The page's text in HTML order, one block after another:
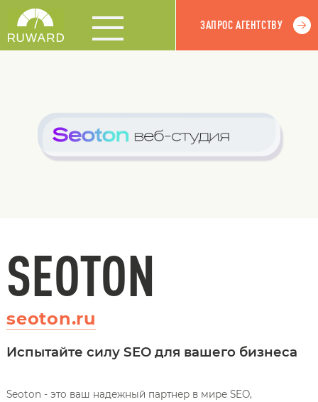
ЗАПРОС АГЕНТСТВУ
SEOTON
seoton.ru
Испытайте силу SEO для вашего бизнеса
Seoton - это ваш надежный партнер в мире SEO,